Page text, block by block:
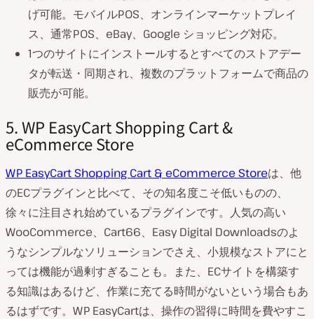
げ可能。モバイルPOS、オンラインマーケットプレイ
ス、通常POS、eBay、Google ショッピング対応。
1つのサイトにインストールするとすべてのストアデー
タが転送・同期され、複数のプラットフォームで商品の
販売が可能。
5. WP EasyCart Shopping Cart &
eCommerce Store
WP EasyCart Shopping Cart & eCommerce Storeは、他
のECプラグインと比べて、その知名度こそ低いものの、
徐々に注目され始めているプラグインです。人気の高い
WooCommerce、Cart66、Easy Digital Downloadsのよ
うなシンプルなソリューションでさえ、小規模なストアにと
っては機能が過剰すぎることも。また、ECサイトを構築す
る知識はあるけど、作業に充てる時間がないという場合もあ
るはずです。WP EasyCartは、操作の習得に時間を費やすこ